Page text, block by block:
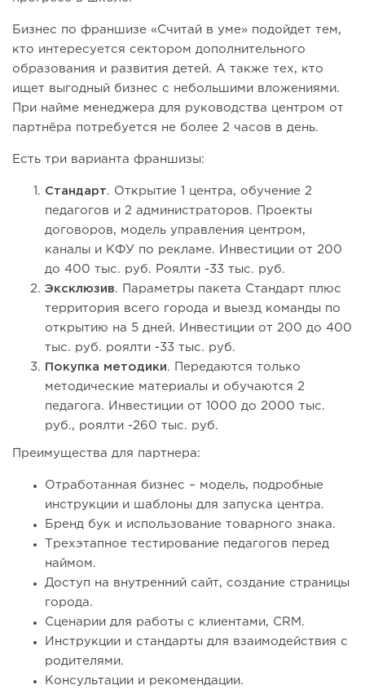
Бизнес по франшизе «Считай в уме» подойдет тем,
кто интересуется сектором дополнительного
образования и развития детей. А также тех, кто
ищет выгодный бизнес с небольшими вложениями.
При найме менеджера для руководства центром от
партнёра потребуется не более 2 часов в день.
Есть три варианта франшизы:
Стандарт. Открытие 1 центра, обучение 2
педагогов и 2 администраторов. Проекты
договоров, модель управления центром,
каналы и КФУ по рекламе. Инвестиции от 200
до 400 тыс. руб. Роялти -33 тыс. руб.
Эксклюзив. Параметры пакета Стандарт плюс
территория всего города и выезд команды по
открытию на 5 дней. Инвестиции от 200 до 400
тыс. руб. роялти -33 тыс. руб.
Покупка методики. Передаются только
методические материалы и обучаются 2
педагога. Инвестиции от 1000 до 2000 тыс.
руб., роялти -260 тыс. руб.
Преимущества для партнера:
Отработанная бизнес – модель, подробные
инструкции и шаблоны для запуска центра.
Бренд бук и использование товарного знака.
Трехэтапное тестирование педагогов перед
наймом.
Доступ на внутренний сайт, создание страницы
города.
Сценарии для работы с клиентами, CRM.
Инструкции и стандарты для взаимодействия с
родителями.
Консультации и рекомендации.